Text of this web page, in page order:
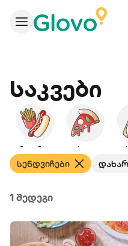
Საკვები
სწრ. სერვისი პიცა
სენდვიჩები
1 შედეგი